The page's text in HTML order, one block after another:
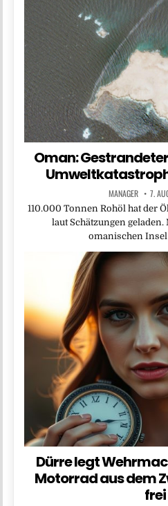
Oman:
MANAGER 7.
110.000 Tonnen Rohöl hat der
laut Schätzungen
omanischen
Dürre legt
Motorrad aus dem
frei